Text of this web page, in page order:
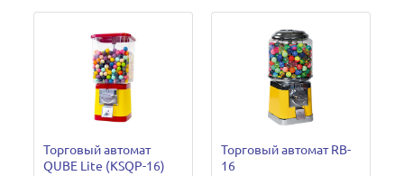
Торговый автомат
QUBE Lite (KSQP-16)
Торговый автомат RB-
16